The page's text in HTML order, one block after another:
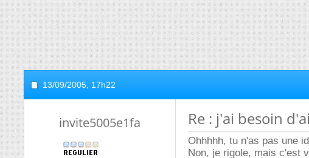
13/09/2005, 17h22
invite5005e1fa Re : j'ai besoin
Ohhhhh, tu n'as pas une
Non, je rigole, mais c'est